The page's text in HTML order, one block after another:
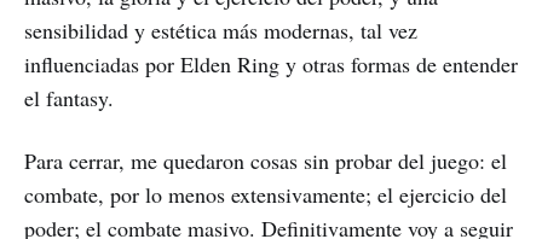
sensibilidad y estética más modernas, tal vez
influenciadas por Elden Ring y otras formas de entender
el fantasy.
Para cerrar, me quedaron cosas sin probar del juego: el
combate, por lo menos extensivamente; el ejercicio del
poder; el combate masivo. Definitivamente voy a seguir